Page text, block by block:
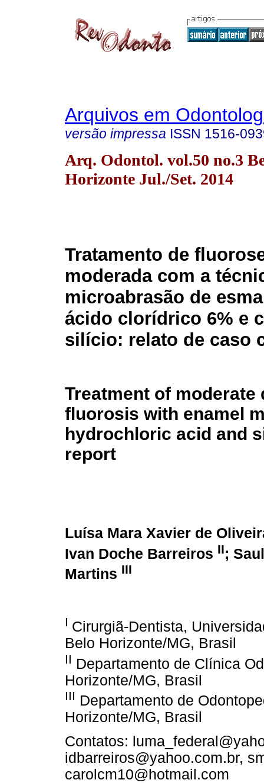
Arquivos em
versão impressa ISSN 1516-
Arq. Odontol. vol.50 no.3
Horizonte Jul./Set. 2014
Tratamento de
moderada com a
microabrasão de
ácido clorídrico 6% e
silício: relato de caso
Treatment of moderate
fluorosis with enamel
hydrochloric acid and
report
Luísa Mara Xavier de
Ivan Doche Barreiros II;
Martins III
I Cirurgiã-Dentista,
Belo Horizonte/MG, Brasil
II Departamento de Clínica
Horizonte/MG, Brasil
III Departamento de
Horizonte/MG, Brasil
Contatos:
idbarreiros@yahoo.com.br,
carolcm10@hotmail.com